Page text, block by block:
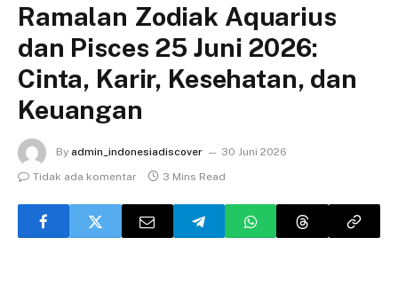
Ramalan Zodiak Aquarius
dan Pisces 25 Juni 2026:
Cinta, Karir, Kesehatan, dan
Keuangan
By admin_indonesiadiscover
30 Juni 2026
Tidak ada komentar
3 Mins Read